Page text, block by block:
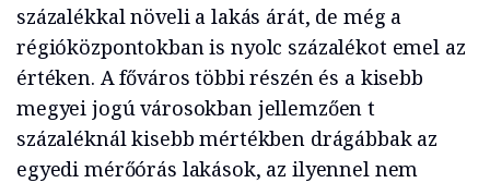
százalékkal növeli a lakás árát, de még a
régióközpontokban is nyolc százalékot emel az
értéken. A főváros többi részén és a kisebb
megyei jogú városokban jellemzően t
százaléknál kisebb mértékben drágábbak az
egyedi mérőórás lakások, az ilyennel nem